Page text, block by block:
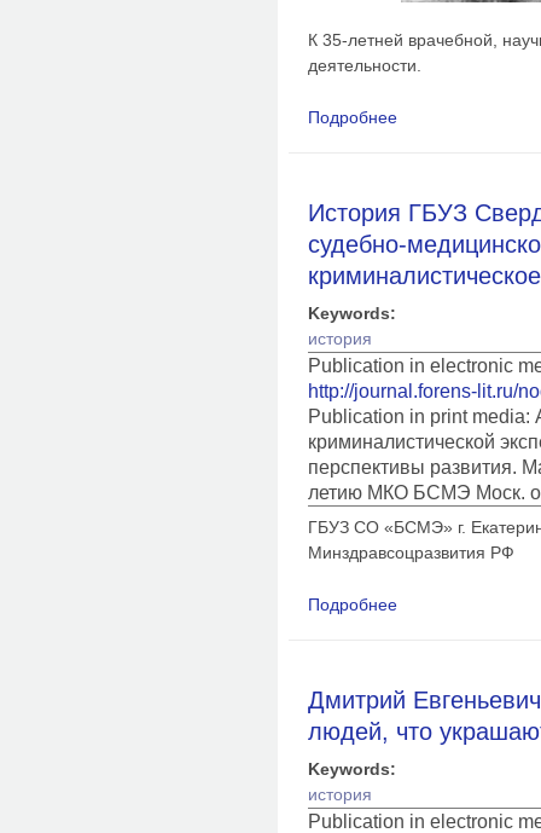
К 35-летней врачебной,
деятельности.
Подробнее
История ГБУЗ
судебно-
Keywords:
история
Publication in electronic
http://journal.forens-lit.ru/
Publication in print media:
криминалистической
перспективы развития.
летию МКО БСМЭ Моск.
ГБУЗ СО «БСМЭ» г.
Минздравсоцразвития РФ
Подробнее
Дмитрий
людей, что
Keywords:
история
Publication in electronic